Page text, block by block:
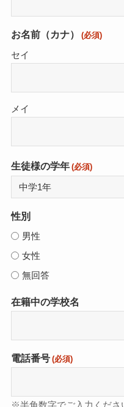
お名前（カナ） (必須)
セイ
メイ
生徒様の学年 (必須)
性別
男性
女性
無回答
在籍中の学校名
電話番号 (必須)
※半角数字でご入力くださ